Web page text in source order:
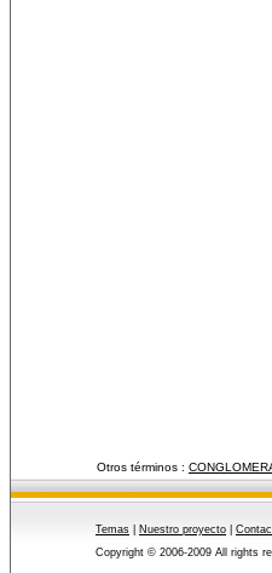
Otros términos :
Temas Nuestro proyecto
Copyright © 2006-2009 All rights